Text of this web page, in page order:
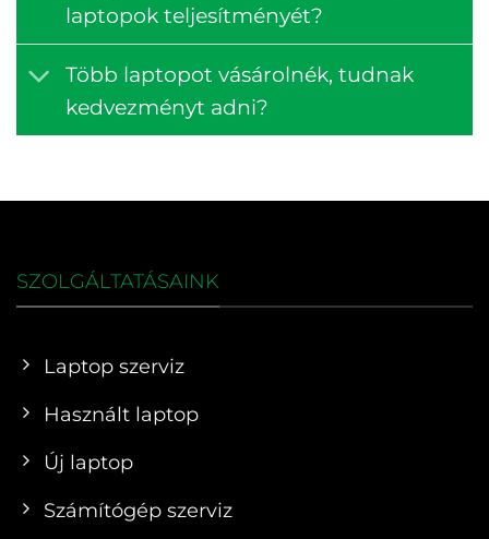
laptopok teljesítményét?
Több laptopot vásárolnék, tudnak
kedvezményt adni?
SZOLGÁLTATÁSAINK
Laptop szerviz
Használt laptop
Új laptop
Számítógép szerviz